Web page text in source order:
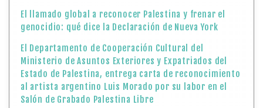
El llamado global a reconocer Palestina y frenar el
genocidio: qué dice la Declaración de Nueva York
El Departamento de Cooperación Cultural del
Ministerio de Asuntos Exteriores y Expatriados del
Estado de Palestina, entrega carta de reconocimiento
al artista argentino Luis Morado por su labor en el
Salón de Grabado Palestina Libre